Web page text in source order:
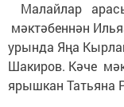
Малайлар
мәктәбеннән
урында Яңа
Шакиров. Кәче
ярышкан Татьяна